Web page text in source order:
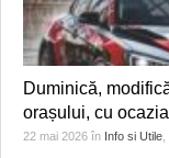
Duminică,
orașului, cu
22 mai 2026 în Info si Utile